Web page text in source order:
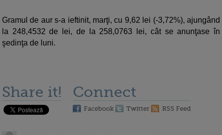
Gramul de aur s-a ieftinit, marţi, cu 9,62 lei (-3,72%), ajungând
la 248,4532 de lei, de la 258,0763 lei, cât se anunţase în
şedinţa de luni.
Share it! Connect
Facebook Twitter RSS Feed